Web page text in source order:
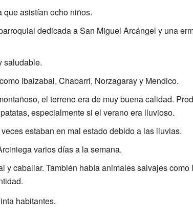
asistían ocho niños.
dedicada a San Miguel Arcángel y una
saludable.
Ibaizabal, Chabarri, Norzagaray y Mendico.
el terreno era de muy buena calidad.
especialmente si el verano era lluvioso.
estaban en mal estado debido a las lluvias.
varios días a la semana.
y caballar. También había animales salvajes como
habitantes.